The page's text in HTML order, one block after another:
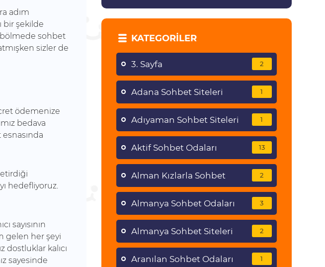
adım
bir şekilde
bölmede sohbet
sizler de
ödemenize
bedava
hedefliyoruz.
sayısının
gelen her şeyi
dostluklar kalıcı
sayesinde
KATEGORILER
3. Sayfa 2
Adana Sohbet Siteleri 1
Adıyaman Sohbet Siteleri 1
Aktif Sohbet Odaları 13
Alman Kızlarla Sohbet 2
Almanya Sohbet Odaları 3
Almanya Sohbet Siteleri 2
Aranılan Sohbet Odaları 1